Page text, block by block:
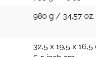
980 g / 34.57 oz.
32,5 x 19,5 x